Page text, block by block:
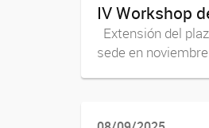
IV Workshop
Extensión del
sede en